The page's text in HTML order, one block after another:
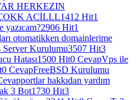
HERKEZIN
ACİLLL1412 Hit1
yazıcam?2906 Hit1
otomatikken domainlerime
Server Kurulumu3507 Hit3
Hatası1500 Hit0 CevapVps ile
0 CevapFreeBSD Kurulumu
portlar hakkıdan yardım
3 Bot1730 Hit3